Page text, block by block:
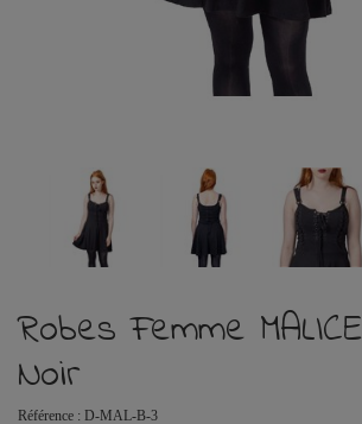
Robes Femme MALICE
Noir
Référence : D-MAL-B-3